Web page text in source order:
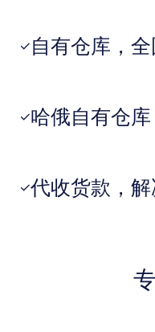
✓ 自有仓库，
✓哈俄自有仓
✓代收货款，